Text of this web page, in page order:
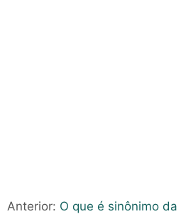
Anterior: O que é sinônimo